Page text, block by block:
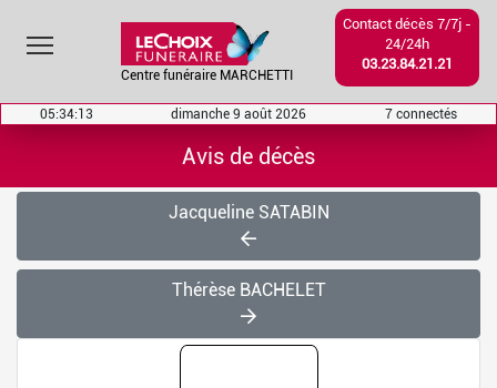
Centre funéraire MARCHETTI
Toggle main menu visibility
Contact décès 7/7j -
24/24h
03.23.84.21.21
05:34:13 dimanche 9 août 2026 7 connectés
Avis de décès
Jacqueline SATABIN
Thérèse BACHELET